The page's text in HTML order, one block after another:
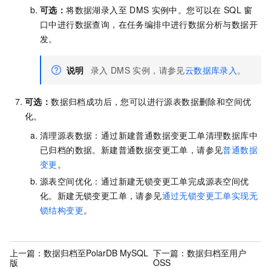
可选：将数据湖录入至 DMS 实例中。您可以在 SQL 窗
口中进行数据查询，在任务编排中进行数据分析与数据开
发。
说明 录入 DMS 实例，请参见云数据库录入。
可选：数据归档成功后，您可以进行源表数据删除和空间优
化。
清理源表数据：通过新建普通数据变更工单清理数据库中
已归档的数据。新建普通数据变更工单，请参见普通数据
变更。
源表空间优化：通过新建无锁变更工单完成源表空间优
化。新建无锁变更工单，请参见通过无锁变更工单实现无
锁结构变更。
上一篇： 数据归档至PolarDB MySQL
版
下一篇：数据归档至用户
OSS